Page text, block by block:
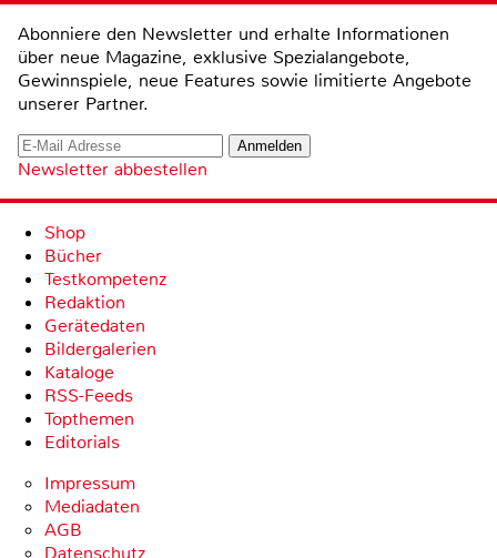
Abonniere den Newsletter und erhalte Informationen
über neue Magazine, exklusive Spezialangebote,
Gewinnspiele, neue Features sowie limitierte Angebote
unserer Partner.
Newsletter abbestellen
Shop
Bücher
Testkompetenz
Redaktion
Gerätedaten
Bildergalerien
Kataloge
RSS-Feeds
Topthemen
Editorials
Impressum
Mediadaten
AGB
Datenschutz